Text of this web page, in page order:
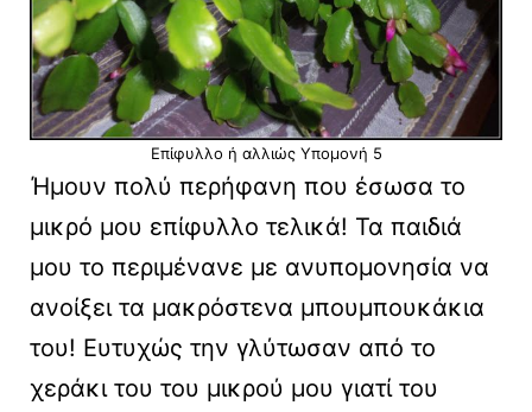
Επίφυλλο ή αλλιώς Υπομονή 5
Ήμουν πολύ περήφανη που έσωσα το
μικρό μου επίφυλλο τελικά! Τα παιδιά
μου το περιμένανε με ανυπομονησία να
ανοίξει τα μακρόστενα μπουμπουκάκια
του! Ευτυχώς την γλύτωσαν από το
χεράκι του του μικρού μου γιατί του